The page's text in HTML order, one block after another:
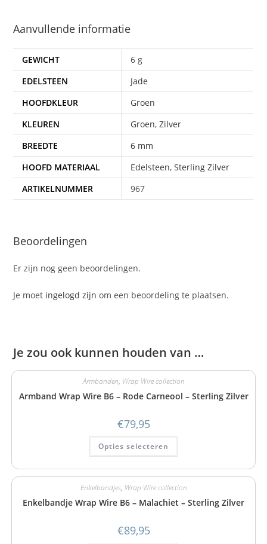
Aanvullende informatie
GEWICHT
6 g
EDELSTEEN
Jade
HOOFDKLEUR
Groen
KLEUREN
Groen,Zilver
BREEDTE
6 mm
HOOFD MATERIAAL
Edelsteen,Sterling Zilver
ARTIKELNUMMER
967
Beoordelingen
Er zijn nog geen beoordelingen.
Je moet ingelogd zijn om een beoordeling te plaatsen.
Je zou ook kunnen houden van …
Armbanden, Wrap Wire collection
Armband Wrap Wire B6 – Rode Carneool – Sterling Zilver
€79,95
Opties selecteren
Enkelbandjes, Wrap Wire collection
Enkelbandje Wrap Wire B6 – Malachiet – Sterling Zilver
€89,95